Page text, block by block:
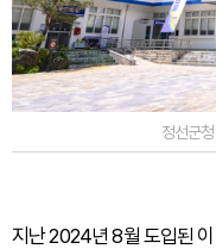
정선군
지난 2024년 8월 도입된